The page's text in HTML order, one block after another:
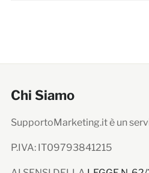
Chi Siamo
SupportoMarketing.it è un
P.IVA: IT09793841215